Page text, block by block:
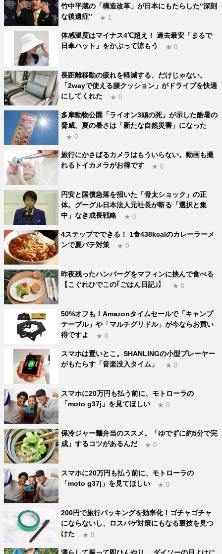
竹中平蔵の「構造改革」が日本にもたらした“深刻
な後遺症”
★ 1
体感温度はマイナス4℃超え！ 過去最安「まるで
日傘ハット」をかぶって涼もう
★ 0
長距離移動の疲れを軽減する、だけじゃない。
「2wayで使える腰クッション」がドライブを快適
にしてくれた
★ 0
多摩動物公園「ライオン3頭の死」が示した酷暑の
脅威。夏の暑さは「新たな自然災害」になった
★ 0
旅行にかさばるカメラはもういらない。動画も撮
れるトイカメラがお得です
★ 0
円安と国債急落を招いた「骨太ショック」の正
体。グーグル日本法人元社長が斬る「選択と集
中」なき成長戦略
★ 0
4ステップでできる！ 1食438kcalのカレーラーメ
ンで夏バテ対策
★ 0
昨夜残ったハンバーグをマフィンに挟んで食べる
【こぐれひでこの｢ごはん日記｣】
★ 0
50%オフも！Amazonタイムセールで「キャンプ
テーブル」や「マルチグリドル」が今ならお買い
得ですよ
★ 0
スマホは置いとこ。SHANLINGの小型プレーヤー
がもたらす「音楽没入タイム」
★ 0
スマホに20万円も払う前に、モトローラの
「moto g37j」を見てほしい
★ 0
保冷ジャー麺弁当のススメ。「ゆでずに約5分で完
成」するコツがあるんだ
★ 0
スマホに20万円も払う前に、モトローラの
「moto g37j」を見てほしい
★ 0
200円で旅行パッキングを効率化！ゴチャゴチャ
にならないし、ロスバゲ対策にもなる裏技を見つ
けた
★ 0